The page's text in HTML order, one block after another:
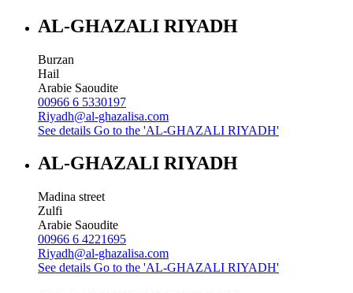
AL-GHAZALI RIYADH
Burzan
Hail
Arabie Saoudite
00966 6 5330197
Riyadh@al-ghazalisa.com
See details Go to the 'AL-GHAZALI RIYADH'
AL-GHAZALI RIYADH
Madina street
Zulfi
Arabie Saoudite
00966 6 4221695
Riyadh@al-ghazalisa.com
See details Go to the 'AL-GHAZALI RIYADH'